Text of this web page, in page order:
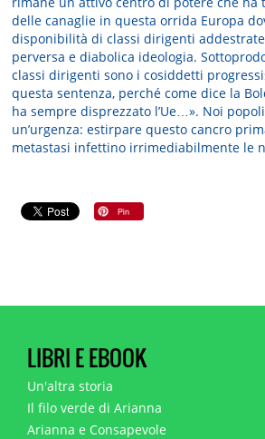
delle canaglie in questa orrida Europa
disponibilità di classi dirigenti
perversa e diabolica ideologia.
classi dirigenti sono i cosiddetti
questa sentenza, perché come dice la
ha sempre disprezzato l’Ue…». Noi
un’urgenza: estirpare questo cancro
metastasi infettino irrimediabilmente le
LIBRI E EBOOK
Un'altra storia
Il filo verde di Arianna
Arianna e Consapevole